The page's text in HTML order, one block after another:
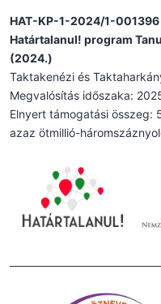
HAT-KP-1-2024/1-001396
Határtalanul! program
(2024.)
Taktakenézi és
Megvalósítás időszaka:
Elnyert támogatási összeg:
azaz ötmillió-